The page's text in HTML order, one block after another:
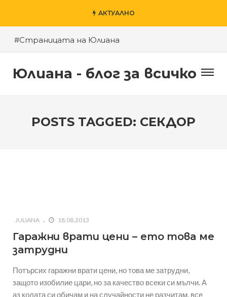
АКТУАЛНО
#Страницата на Юлиана
#Късното шоу на Денис и приятели
#За гроба на Левски
Юлиана - блог за всичко
POSTS TAGGED: СЕКДОР
JULIANA 18.08.2013
Гаражни врати цени – ето това ме
затрудни
Потърсих гаражни врати цени, но това ме затрудни,
защото изобилие цари, но за качество всеки си мълчи. А
аз колата си обичам и на случайности не разчитам, все